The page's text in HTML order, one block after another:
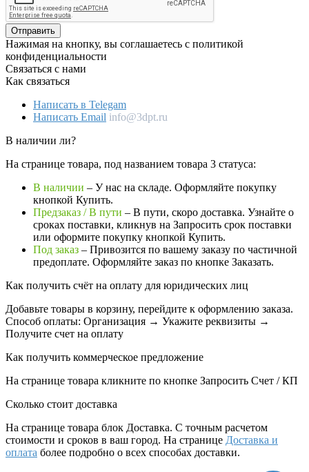
Отправить
Нажимая на кнопку, вы соглашаетесь с политикой
конфиденциальности
Связаться с нами
Как связаться
Написать в Telegam
Написать Email info@3dpt.ru
В наличии ли?
На странице товара, под названием товара 3 статуса:
В наличии – У нас на складе. Оформляйте покупку
кнопкой Купить.
Предзаказ / В пути – В пути, скоро доставка. Узнайте о
сроках поставки, кликнув на Запросить cрок поставки
или оформите покупку кнопкой Купить.
Под заказ – Привозится по вашему заказу по частичной
предоплате. Оформляйте заказ по кнопке Заказать.
Как получить счёт на оплату для юридических лиц
Добавьте товары в корзину, перейдите к оформлению заказа.
Способ оплаты: Организация → Укажите реквизиты →
Получите счет на оплату
Как получить коммерческое предложение
На странице товара кликните по кнопке Запросить Счет / КП
Сколько стоит доставка
На странице товара блок Доставка. С точным расчетом
стоимости и сроков в ваш город. На странице Доставка и
оплата более подробно о всех способах доставки.